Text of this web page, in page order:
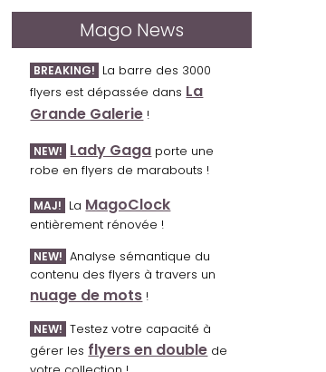
Mago News
BREAKING! La barre des 3000
flyers est dépassée dans La
Grande Galerie !
NEW! Lady Gaga porte une
robe en flyers de marabouts !
MAJ! La MagoClock
entièrement rénovée !
NEW! Analyse sémantique du
contenu des flyers à travers un
nuage de mots !
NEW! Testez votre capacité à
gérer les flyers en double de